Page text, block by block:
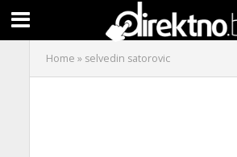
Home » selvedin satorovic